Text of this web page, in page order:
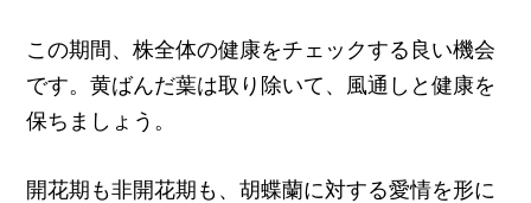
この期間、株全体の健康をチェックする良い機会
です。黄ばんだ葉は取り除いて、風通しと健康を
保ちましょう。
開花期も非開花期も、胡蝶蘭に対する愛情を形に